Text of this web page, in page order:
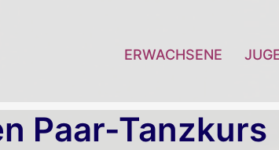
ERWACHSENE
Paar-Tanzkurs